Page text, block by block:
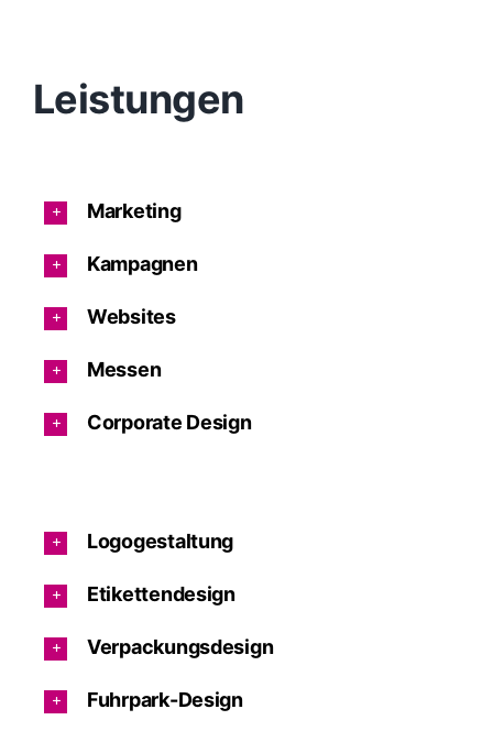
Leistungen
Marketing
Kampagnen
Websites
Messen
Corporate Design
Logogestaltung
Etikettendesign
Verpackungsdesign
Fuhrpark-Design